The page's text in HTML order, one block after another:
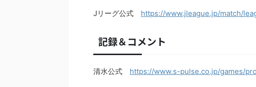
Jリーグ公式 https://www.jleague.jp/match/
記録＆コメント
清水公式 https://www.s-pulse.co.jp/games/